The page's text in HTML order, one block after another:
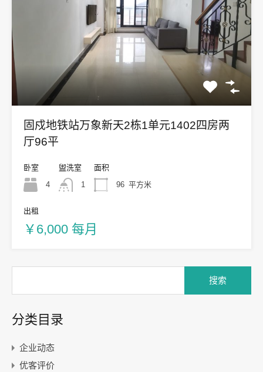
固戍地铁站万象新天2栋1单元1402四房两
厅96平
卧室
4
盥洗室
1
面积
96 平方米
出租
￥6,000 每月
分类目录
企业动态
优客评价